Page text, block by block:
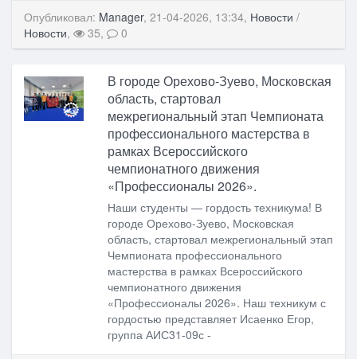
Опубликовал: Manager, 21-04-2026, 13:34, Новости /
Новости, 35, 0
В городе Орехово-Зуево, Московская
область, стартовал
межрегиональный этап Чемпионата
профессионального мастерства в
рамках Всероссийского
чемпионатного движения
«Профессионалы 2026».
Наши студенты — гордость техникума! В
городе Орехово-Зуево, Московская
область, стартовал межрегиональный этап
Чемпионата профессионального
мастерства в рамках Всероссийского
чемпионатного движения
«Профессионалы 2026». Наш техникум с
гордостью представляет Исаенко Егор,
группа АИС31-09с -